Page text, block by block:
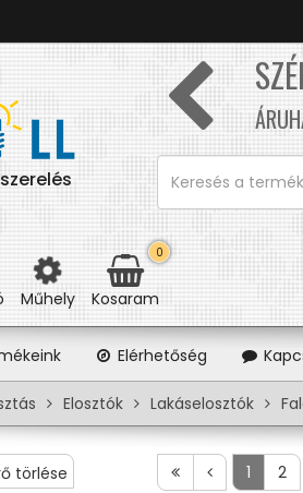
Műhely
0
Kosaram
Elérhetőség
Elosztók Lakáselosztók
törlése 1 2